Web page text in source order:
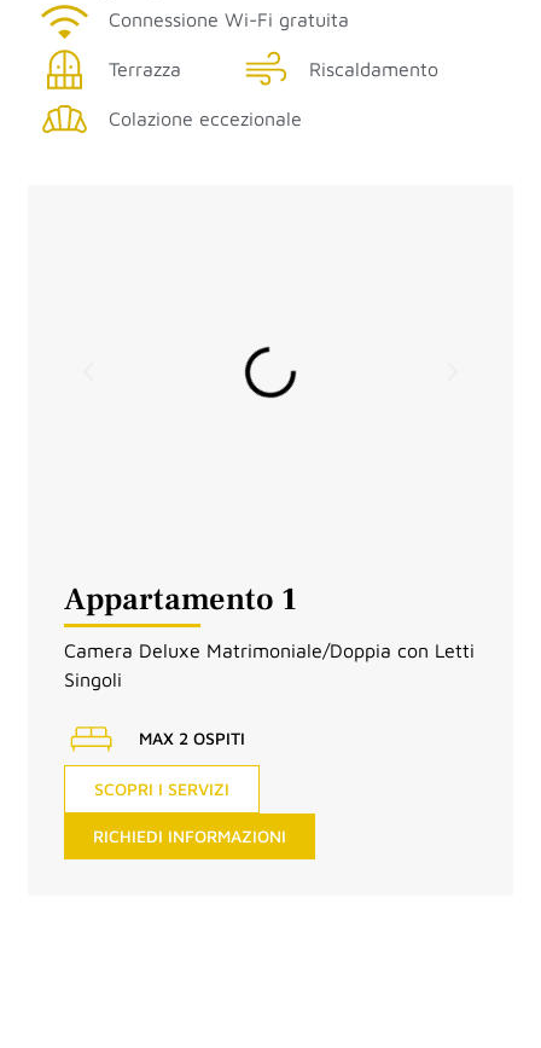
Connessione Wi-Fi gratuita
Terrazza Riscaldamento
Colazione eccezionale
Appartamento 1
Camera Deluxe Matrimoniale/Doppia con Letti
Singoli
MAX 2 OSPITI
SCOPRI I SERVIZI
RICHIEDI INFORMAZIONI